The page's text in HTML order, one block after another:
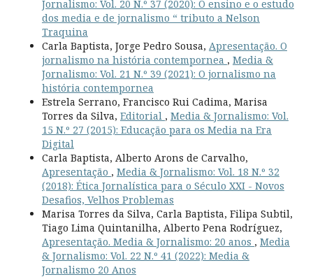
Jornalismo: Vol. 20 N.º 37 (2020): O ensino e o estudo
dos media e de jornalismo “ tributo a Nelson
Traquina
Carla Baptista, Jorge Pedro Sousa, Apresentação. O
jornalismo na história contempornea , Media &
Jornalismo: Vol. 21 N.º 39 (2021): O jornalismo na
história contempornea
Estrela Serrano, Francisco Rui Cadima, Marisa
Torres da Silva, Editorial , Media & Jornalismo: Vol.
15 N.º 27 (2015): Educação para os Media na Era
Digital
Carla Baptista, Alberto Arons de Carvalho,
Apresentação , Media & Jornalismo: Vol. 18 N.º 32
(2018): Ética Jornalística para o Século XXI - Novos
Desafios, Velhos Problemas
Marisa Torres da Silva, Carla Baptista, Filipa Subtil,
Tiago Lima Quintanilha, Alberto Pena Rodríguez,
Apresentação. Media & Jornalismo: 20 anos , Media
& Jornalismo: Vol. 22 N.º 41 (2022): Media &
Jornalismo 20 Anos